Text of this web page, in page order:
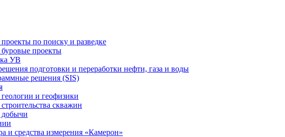
по поиску и разведке
проекты
УВ
подготовки и переработки нефти, газа и воды
решения (SIS)
и геофизики
скважин
добычи
и средства измерения «Камерон»